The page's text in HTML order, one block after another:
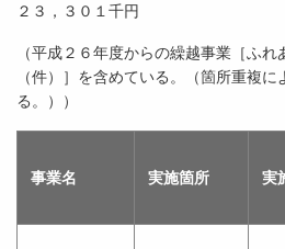
２３，３０１千円
（平成２６年度からの繰越事業［ふ
（件）］を含めている。（箇所重複
る。））
事業名 実施箇所 実